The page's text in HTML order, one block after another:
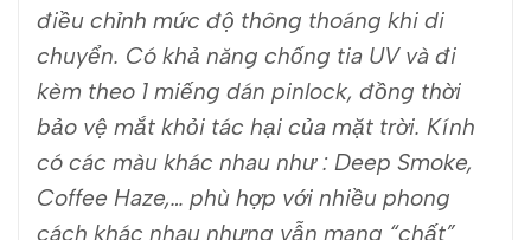
điều chỉnh mức độ thông thoáng khi di
chuyển. Có khả năng chống tia UV và đi
kèm theo 1 miếng dán pinlock, đồng thời
bảo vệ mắt khỏi tác hại của mặt trời. Kính
có các màu khác nhau như : Deep Smoke,
Coffee Haze,… phù hợp với nhiều phong
cách khác nhau nhưng vẫn mang “chất”